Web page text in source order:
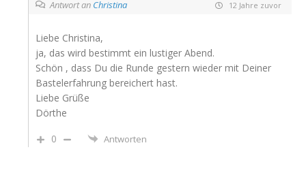
Antwort an Christina 12 Jahre zuvor
Liebe Christina,
ja, das wird bestimmt ein lustiger Abend.
Schön , dass Du die Runde gestern wieder mit Deiner
Bastelerfahrung bereichert hast.
Liebe Grüße
Dörthe
0
Antworten